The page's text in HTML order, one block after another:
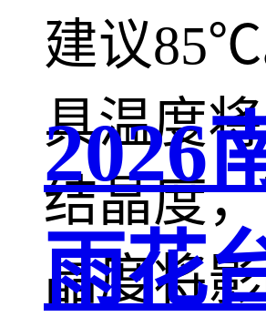
建议
具温度
结晶度
晶度将
2026
雨花